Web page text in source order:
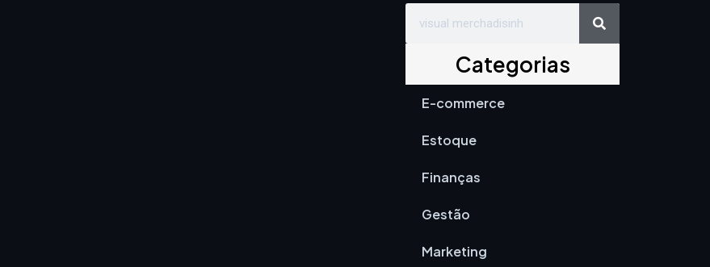
Search
Categorias
E-commerce
Estoque
Finanças
Gestão
Marketing